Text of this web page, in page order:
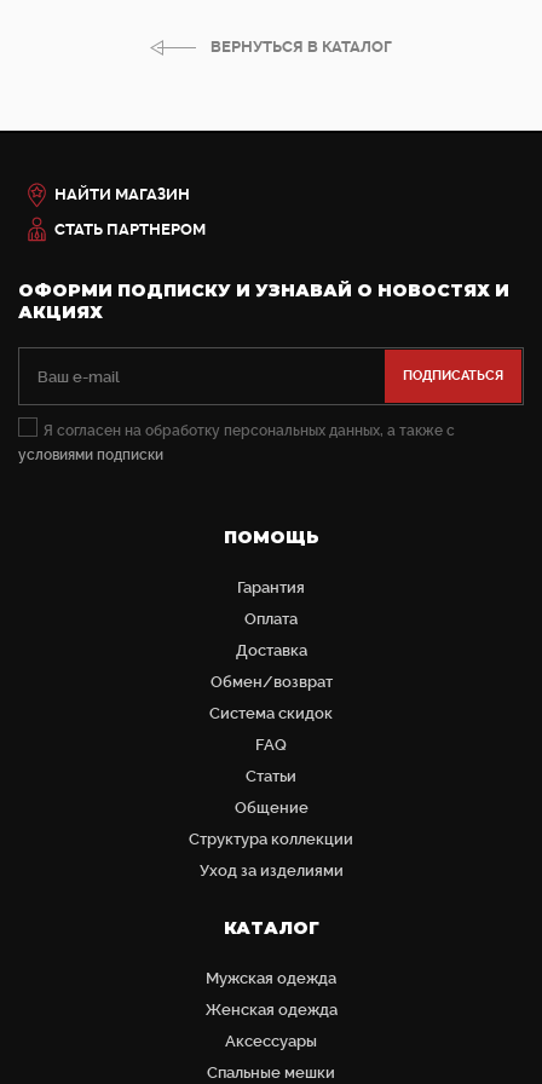
ВЕРНУТЬСЯ В КАТАЛОГ
НАЙТИ МАГАЗИН
СТАТЬ ПАРТНЕРОМ
ОФОРМИ ПОДПИСКУ И УЗНАВАЙ О НОВОСТЯХ И
АКЦИЯХ
Я согласен на обработку персональных данных, а также с
условиями подписки
ПОМОЩЬ
Гарантия
Оплата
Доставка
Обмен/возврат
Система скидок
FAQ
Статьи
Общение
Структура коллекции
Уход за изделиями
КАТАЛОГ
Мужская одежда
Женская одежда
Аксессуары
Cпальные мешки